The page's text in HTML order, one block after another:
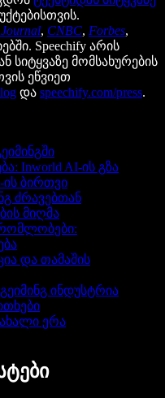
Journal, CNBC, Forbes,
Speechify არის
მომსახურების
ეწვიეთ
და speechify.com/press.
Inworld AI-ის გზა
ის ბირთვი
ძრავებთან
მიღმა
და თამაშის
ინდუსტრია
ერა